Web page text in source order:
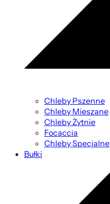
Chleby Pszenne
Chleby Mieszane
Chleby Żytnie
Focaccia
Chleby Specjalne
Bułki